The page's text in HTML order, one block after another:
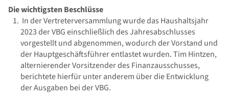
Die wichtigsten Beschlüsse
In der Vertreterversammlung wurde das Haushaltsjahr
2023 der VBG einschließlich des Jahresabschlusses
vorgestellt und abgenommen, wodurch der Vorstand und
der Hauptgeschäftsführer entlastet wurden. Tim Hintzen,
alternierender Vorsitzender des Finanzausschusses,
berichtete hierfür unter anderem über die Entwicklung
der Ausgaben bei der VBG.